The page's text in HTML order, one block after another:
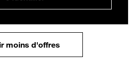
moins d'offres